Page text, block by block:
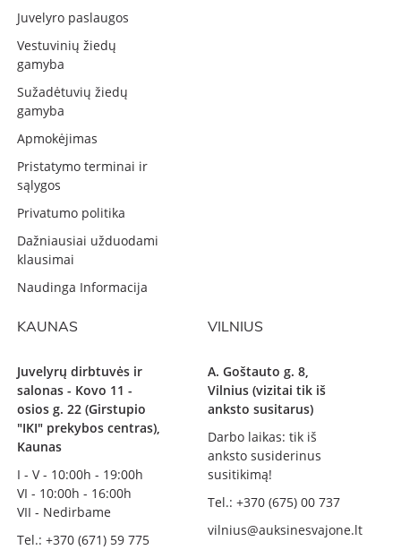
Juvelyro paslaugos
Vestuvinių žiedų
gamyba
Sužadėtuvių žiedų
gamyba
Apmokėjimas
Pristatymo terminai ir
sąlygos
Privatumo politika
Dažniausiai užduodami
klausimai
Naudinga Informacija
KAUNAS
Juvelyrų dirbtuvės ir
salonas - Kovo 11 -
osios g. 22 (Girstupio
"IKI" prekybos centras),
Kaunas
I - V - 10:00h - 19:00h
VI - 10:00h - 16:00h
VII - Nedirbame
Tel.: +370 (671) 59 775
VILNIUS
A. Goštauto g. 8,
Vilnius (vizitai tik iš
anksto susitarus)
Darbo laikas: tik iš
anksto susiderinus
susitikimą!
Tel.: +370 (675) 00 737
vilnius@auksinesvajone.lt